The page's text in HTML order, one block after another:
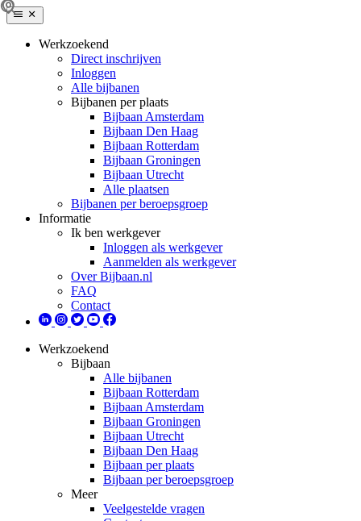
Werkzoekend
Direct inschrijven
Inloggen
Alle bijbanen
Bijbanen per plaats
Bijbaan Amsterdam
Bijbaan Den Haag
Bijbaan Rotterdam
Bijbaan Groningen
Bijbaan Utrecht
Alle plaatsen
Bijbanen per beroepsgroep
Informatie
Ik ben werkgever
Inloggen als werkgever
Aanmelden als werkgever
Over Bijbaan.nl
FAQ
Contact
Werkzoekend
Bijbaan
Alle bijbanen
Bijbaan Rotterdam
Bijbaan Amsterdam
Bijbaan Groningen
Bijbaan Utrecht
Bijbaan Den Haag
Bijbaan per plaats
Bijbaan per beroepsgroep
Meer
Veelgestelde vragen